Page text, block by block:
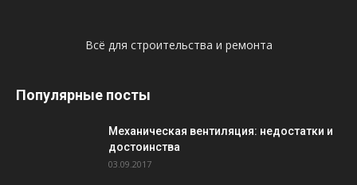
Всё для строительства и ремонта
Популярные посты
Механическая вентиляция: недостатки и
достоинства
03.09.2017